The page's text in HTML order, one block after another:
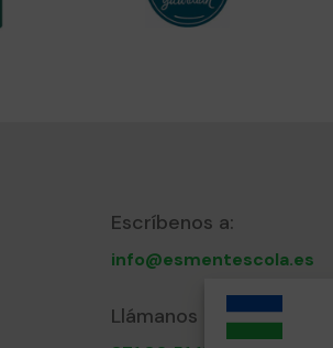
Escríbenos a:
info@esmentescola.es
Llámanos al: